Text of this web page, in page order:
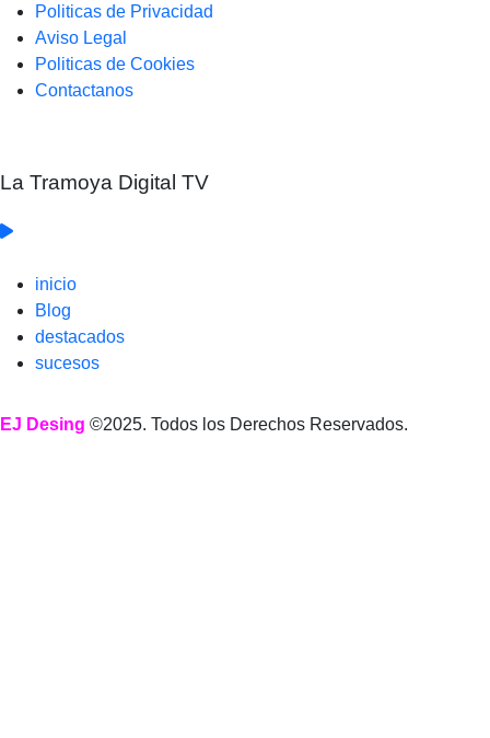
Politicas de Privacidad
Aviso Legal
Politicas de Cookies
Contactanos
La Tramoya Digital TV
inicio
Blog
destacados
sucesos
EJ Desing ©2025. Todos los Derechos Reservados.